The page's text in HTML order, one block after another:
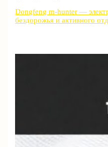
Dongfeng m-hunter —
бездорожья и активного